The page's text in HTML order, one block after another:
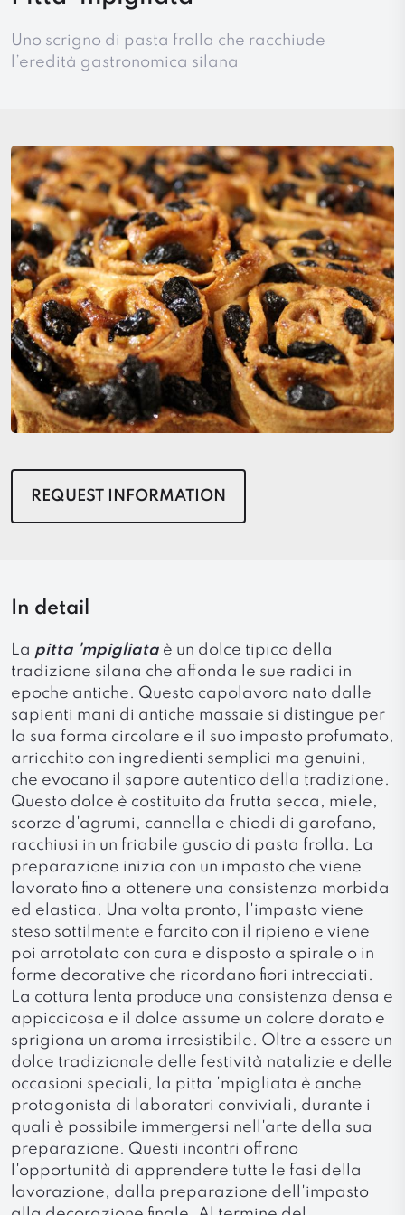
Uno scrigno di pasta frolla che racchiude
l’eredità gastronomica silana
REQUEST INFORMATION
In detail
La pitta 'mpigliata è un dolce tipico della
tradizione silana che affonda le sue radici in
epoche antiche. Questo capolavoro nato dalle
sapienti mani di antiche massaie si distingue per
la sua forma circolare e il suo impasto profumato,
arricchito con ingredienti semplici ma genuini,
che evocano il sapore autentico della tradizione.
Questo dolce è costituito da frutta secca, miele,
scorze d'agrumi, cannella e chiodi di garofano,
racchiusi in un friabile guscio di pasta frolla. La
preparazione inizia con un impasto che viene
lavorato fino a ottenere una consistenza morbida
ed elastica. Una volta pronto, l'impasto viene
steso sottilmente e farcito con il ripieno e viene
poi arrotolato con cura e disposto a spirale o in
forme decorative che ricordano fiori intrecciati.
La cottura lenta produce una consistenza densa e
appiccicosa e il dolce assume un colore dorato e
sprigiona un aroma irresistibile. Oltre a essere un
dolce tradizionale delle festività natalizie e delle
occasioni speciali, la pitta 'mpigliata è anche
protagonista di laboratori conviviali, durante i
quali è possibile immergersi nell'arte della sua
preparazione. Questi incontri offrono
l'opportunità di apprendere tutte le fasi della
lavorazione, dalla preparazione dell'impasto